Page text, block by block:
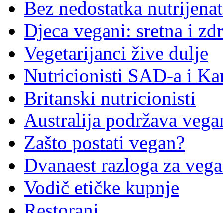
Bez nedostatka
Djeca vegani: sretna i
Vegetarijanci žive dulje
Nutricionisti SAD-a i
Britanski nutricionisti
Australija podržava
Zašto postati vegan?
Dvanaest razloga za
Vodič etičke kupnje